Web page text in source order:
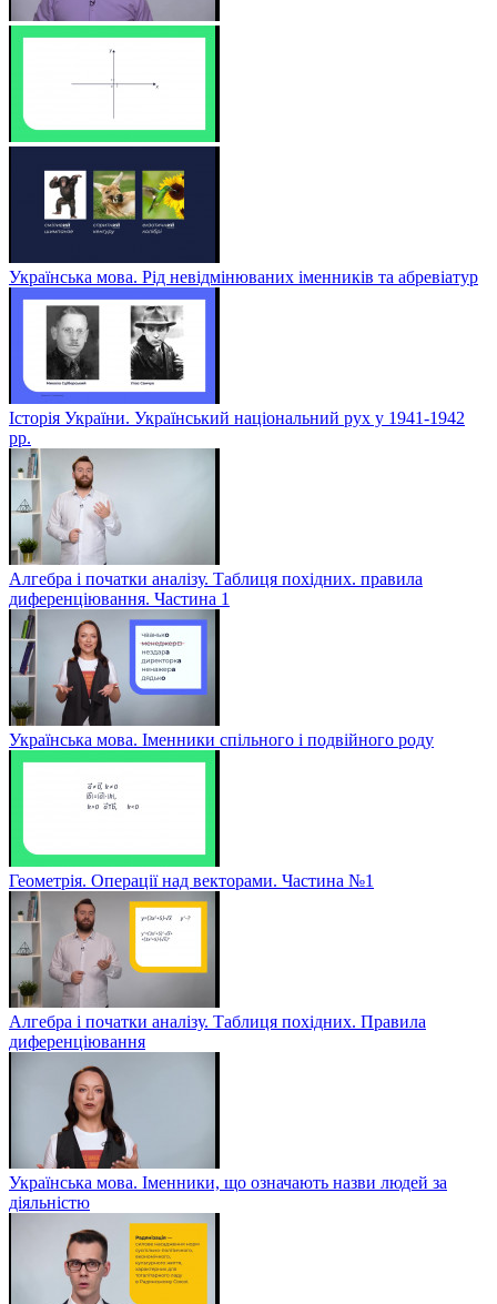
Українська мова. Рід невідмінюваних іменників та абревіатур
Історія України. Український національний рух у 1941-1942
рр.
Алгебра і початки аналізу. Таблиця похідних. правила
диференціювання. Частина 1
Українська мова. Іменники спільного і подвійного роду
Геометрія. Операції над векторами. Частина №1
Алгебра і початки аналізу. Таблиця похідних. Правила
диференціювання
Українська мова. Іменники, що означають назви людей за
діяльністю